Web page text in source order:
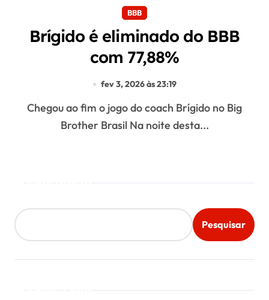
BBB
Brígido é eliminado do BBB
com 77,88%
fev 3, 2026 às 23:19
Chegou ao fim o jogo do coach Brígido no Big
Brother Brasil Na noite desta...
Pesquisar